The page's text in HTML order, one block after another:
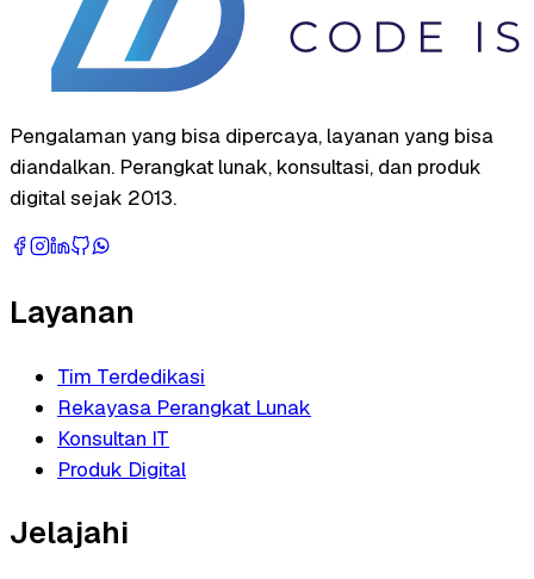
Pengalaman yang bisa dipercaya, layanan yang bisa
diandalkan. Perangkat lunak, konsultasi, dan produk
digital sejak 2013.
Layanan
Tim Terdedikasi
Rekayasa Perangkat Lunak
Konsultan IT
Produk Digital
Jelajahi